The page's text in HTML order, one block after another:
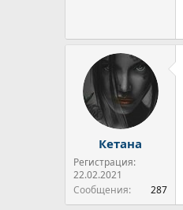
Кетана
Регистрация:
22.02.2021
Сообщения
287